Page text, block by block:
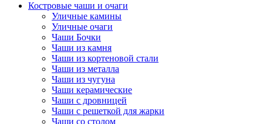
Костровые чаши и очаги
Уличные камины
Уличные очаги
Чаши Бочки
Чаши из камня
Чаши из кортеновой стали
Чаши из металла
Чаши из чугуна
Чаши керамические
Чаши с дровницей
Чаши с решеткой для жарки
Чаши со столом